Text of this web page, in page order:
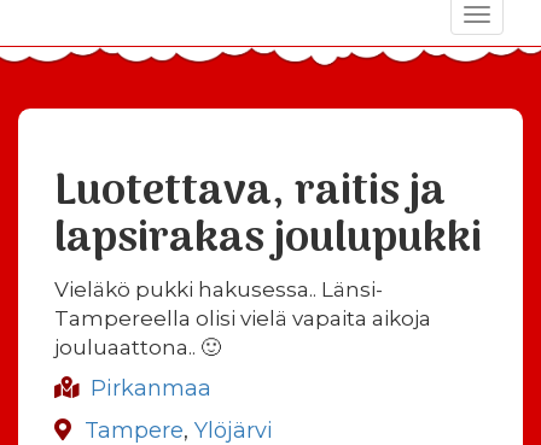
Toggle
Luotettava, raitis ja
lapsirakas joulupukki
Vieläkö pukki hakusessa.. Länsi-
Tampereella olisi vielä vapaita aikoja
jouluaattona.. 🙂
Pirkanmaa
Tampere, Ylöjärvi